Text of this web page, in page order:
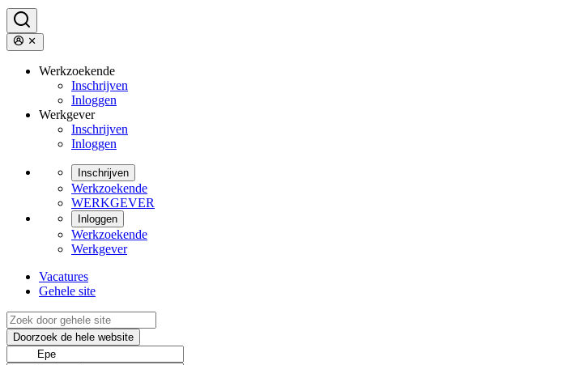
Werkzoekende
Inschrijven
Inloggen
Werkgever
Inschrijven
Inloggen
Inschrijven
Werkzoekende
WERKGEVER
Inloggen
Werkzoekende
Werkgever
Vacatures
Gehele site